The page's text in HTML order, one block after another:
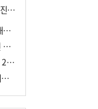
日 구마모토 강진에 무너진 공장 굴뚝…지진 사망자 최소 13명
다카이치 “구마모토 강진 사망자 13명…대규모 피해 확인”
“구마모토 강진 더 큰 지진 가능성”…10년 전 지진에 단층 재활성
日 규모 7.1강진, 구마모토현 쇼핑몰 붕괴, 2명 사망
일본구마모토 규모 7.1 강진…쇼핑몰 붕괴로 직원 20여 명 갇힌 듯